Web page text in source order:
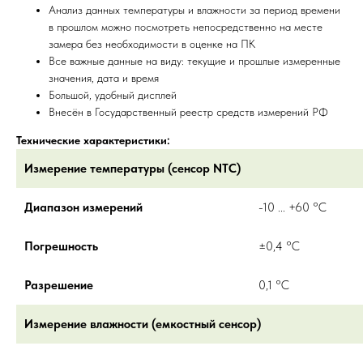
Анализ данных температуры и влажности за период времени
в прошлом можно посмотреть непосредственно на месте
замера без необходимости в оценке на ПК
Все важные данные на виду: текущие и прошлые измеренные
значения, дата и время
Большой, удобный дисплей
Внесён в Государственный реестр средств измерений РФ
Технические характеристики:
Измерение температуры (сенсор NTC)
Диапазон измерений -10 ... +60 °C
Погрешность ±0,4 °C
Разрешение 0,1 °C
Измерение влажности (емкостный сенсор)